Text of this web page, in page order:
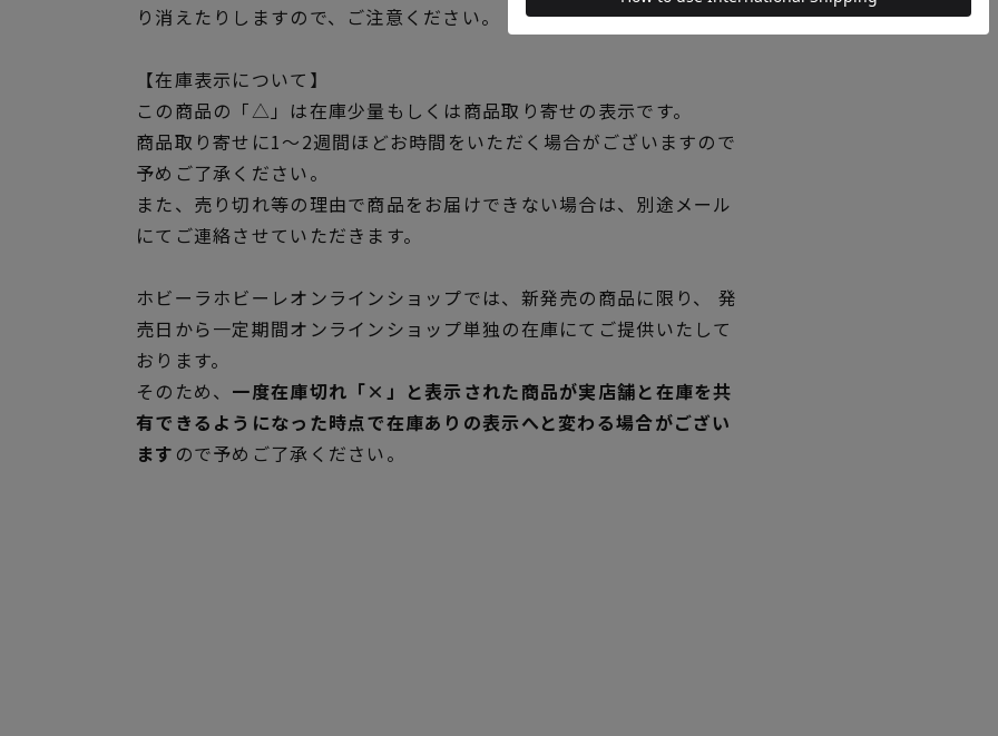
り消えたりしますので、ご注意ください。
【在庫表示について】
この商品の「△」は在庫少量もしくは商品取り寄せの表示です。
商品取り寄せに1～2週間ほどお時間をいただく場合がございますので
予めご了承ください。
また、売り切れ等の理由で商品をお届けできない場合は、別途メール
にてご連絡させていただきます。
ホビーラホビーレオンラインショップでは、新発売の商品に限り、 発
売日から一定期間オンラインショップ単独の在庫にてご提供いたして
おります。
そのため、 一度在庫切れ「×」と表示された商品が実店舗と在庫を共
有できるようになった時点で在庫ありの表示へと変わる場合がござい
ます ので予めご了承ください。